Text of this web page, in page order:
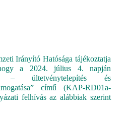
Irányító Hatósága tájékoztatja
hogy a 2024. július 4. napján
– ültetvénytelepítés és
című (KAP-RD01a-
felhívás az alábbiak szerint